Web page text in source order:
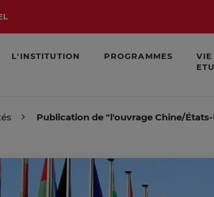
L'INSTITUTION PROGRAMMES
VIE
Publication de "l'ouvrage Chine/